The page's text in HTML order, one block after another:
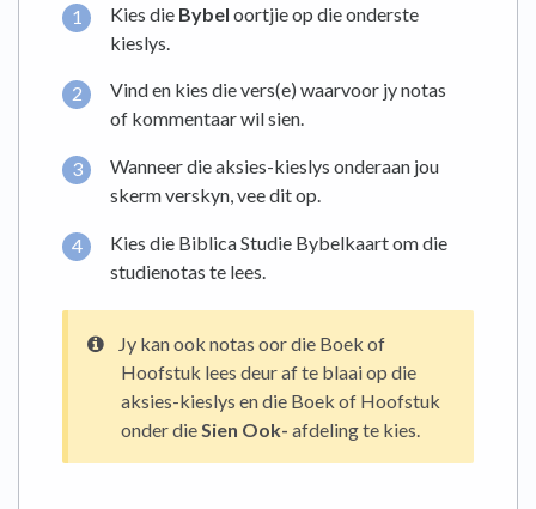
Kies die Bybel oortjie op die onderste
kieslys.
Vind en kies die vers(e) waarvoor jy notas
of kommentaar wil sien.
Wanneer die aksies-kieslys onderaan jou
skerm verskyn, vee dit op.
Kies die Biblica Studie Bybelkaart om die
studienotas te lees.
Jy kan ook notas oor die Boek of
Hoofstuk lees deur af te blaai op die
aksies-kieslys en die Boek of Hoofstuk
onder dieSien Ook- afdeling te kies.